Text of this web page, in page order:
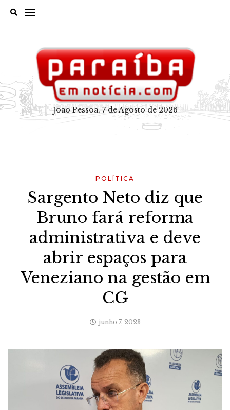
João Pessoa, 7 de Agosto de 2026
POLÍTICA
Sargento Neto diz que
Bruno fará reforma
administrativa e deve
abrir espaços para
Veneziano na gestão em
CG
junho 7, 2023